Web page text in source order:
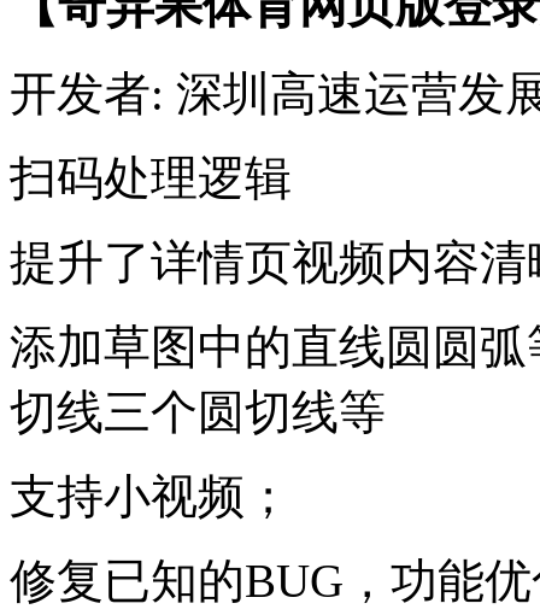
开发者: 深圳高速运营发
扫码处理逻辑
提升了详情页视频内容
添加草图中的直线圆圆
切线三个圆切线等
支持小视频；
修复已知的BUG，功能